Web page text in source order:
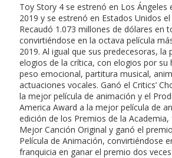
Toy Story 4 se estrenó en Los Ángeles
2019 y se estrenó en Estados Unidos
Recaudó 1.073 millones de dólares en
convirtiéndose en la octava película
2019. Al igual que sus predecesoras, la
elogios de la crítica, con elogios por su
peso emocional, partitura musical,
actuaciones vocales. Ganó el Critics’
la mejor película de animación y el
America Award a la mejor película de
edición de los Premios de la
Mejor Canción Original y ganó el
Película de Animación, convirtiéndose
franquicia en ganar el premio dos veces.